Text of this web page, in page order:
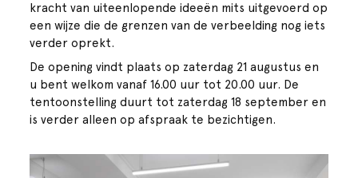
kracht van uiteenlopende ideeën mits uitgevoerd op
een wijze die de grenzen van de verbeelding nog iets
verder oprekt.
De opening vindt plaats op zaterdag 21 augustus en
u bent welkom vanaf 16.00 uur tot 20.00 uur. De
tentoonstelling duurt tot zaterdag 18 september en
is verder alleen op afspraak te bezichtigen.